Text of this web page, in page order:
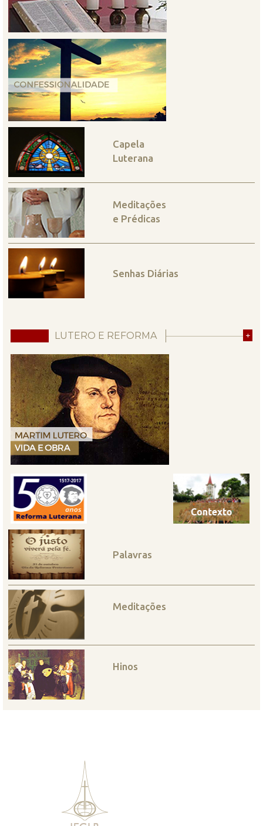
Capela
Luterana
Meditações
e Prédicas
Senhas Diárias
LUTERO E REFORMA +
Palavras
Meditações
Hinos